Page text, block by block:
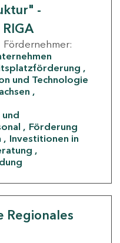
-
Fördernehmer:
und Technologie
Förderung
Investitionen in
Regionales